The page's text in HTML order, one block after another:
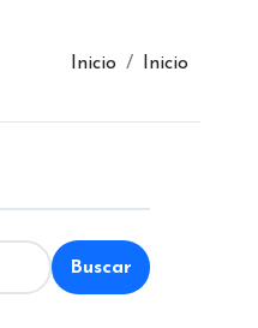
Inicio Inicio
Buscar